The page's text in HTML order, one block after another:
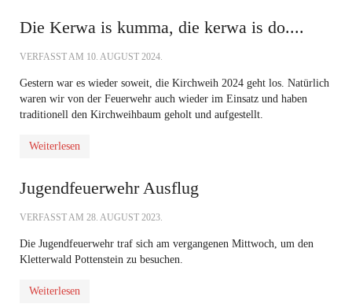
Die Kerwa is kumma, die kerwa is do....
VERFASST AM 10. AUGUST 2024.
Gestern war es wieder soweit, die Kirchweih 2024 geht los. Natürlich
waren wir von der Feuerwehr auch wieder im Einsatz und haben
traditionell den Kirchweihbaum geholt und aufgestellt.
Weiterlesen
Jugendfeuerwehr Ausflug
VERFASST AM 28. AUGUST 2023.
Die Jugendfeuerwehr traf sich am vergangenen Mittwoch, um den
Kletterwald Pottenstein zu besuchen.
Weiterlesen